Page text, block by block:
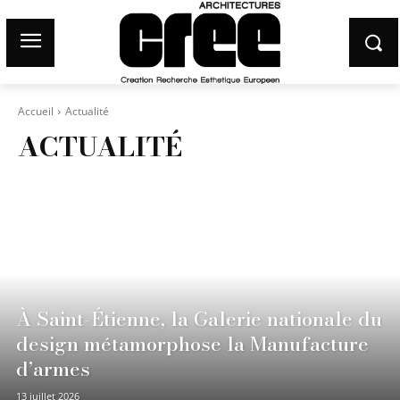
Accueil Actualité
ACTUALITÉ
À Saint-Étienne, la Galerie nationale du
design métamorphose la Manufacture
d’armes
13 juillet 2026